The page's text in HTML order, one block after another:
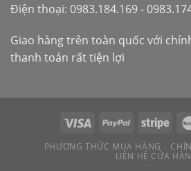
Điện thoại: 0983.184.169 -
Giao hàng trên toàn quốc với
thanh toán rất tiện lợi
PHƯƠNG THỨC MUA HÀNG
LIÊN HỆ CỬA